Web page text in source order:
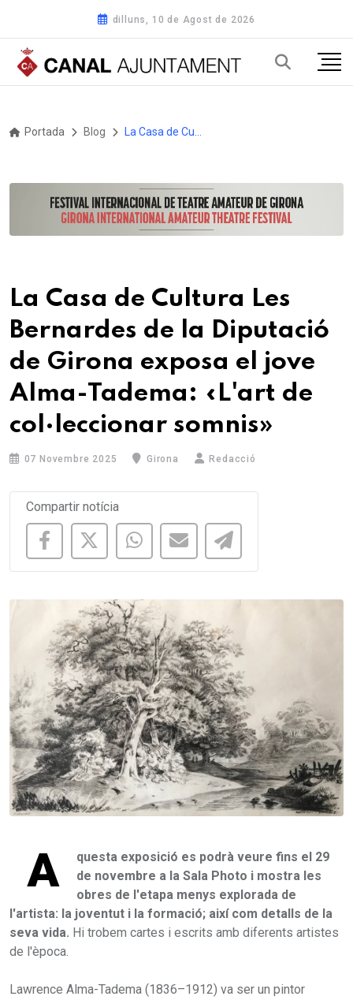
dilluns, 10 de Agost de 2026
Portada Blog
La Casa de Cultura Les
Bernardes de la Diputació
de Girona exposa el jove
Alma-Tadema: «L'art de
col·leccionar somnis»
07 Novembre 2025 Girona Redacció
Compartir notícia
A
questa exposició es podrà veure fins el 29
de novembre a la Sala Photo i mostra les
obres de l'etapa menys explorada de
l'artista: la joventut i la formació; així com detalls de la
seva vida. Hi trobem cartes i escrits amb diferents artistes
de l'època.
Lawrence Alma-Tadema (1836–1912) va ser un pintor